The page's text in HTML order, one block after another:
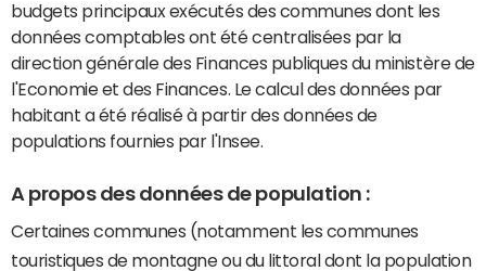
budgets principaux exécutés des communes dont les
données comptables ont été centralisées par la
direction générale des Finances publiques du ministère de
l'Economie et des Finances. Le calcul des données par
habitant a été réalisé à partir des données de
populations fournies par l'Insee.
A propos des données de population :
Certaines communes (notamment les communes
touristiques de montagne ou du littoral dont la population